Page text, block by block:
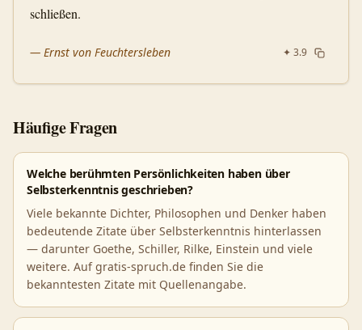
schließen.
— Ernst von Feuchtersleben ✦ 3.9
Häufige Fragen
Welche berühmten Persönlichkeiten haben über
Selbsterkenntnis geschrieben?
Viele bekannte Dichter, Philosophen und Denker haben
bedeutende Zitate über Selbsterkenntnis hinterlassen
— darunter Goethe, Schiller, Rilke, Einstein und viele
weitere. Auf gratis-spruch.de finden Sie die
bekanntesten Zitate mit Quellenangabe.